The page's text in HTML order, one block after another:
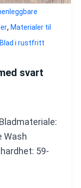
, Materialer til
Blad i rustfritt
svart
Wash
59-